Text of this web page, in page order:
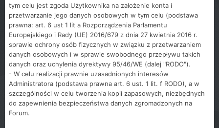
tym celu jest zgoda Użytkownika na założenie konta i
przetwarzanie jego danych osobowych w tym celu (podstawa
prawna: art. 6 ust 1 lit a Rozporządzenia Parlamentu
Europejskiego i Rady (UE) 2016/679 z dnia 27 kwietnia 2016 r.
sprawie ochrony osób fizycznych w związku z przetwarzaniem
danych osobowych i w sprawie swobodnego przepływu takich
danych oraz uchylenia dyrektywy 95/46/WE (dalej "RODO").
- W celu realizacji prawnie uzasadnionych interesów
Administratora (podstawa prawna art. 6 ust. 1 lit. f RODO), a w
szczególności w celu tworzenia kopii zapasowych, niezbędnych
do zapewnienia bezpieczeństwa danych zgromadzonych na
Forum.